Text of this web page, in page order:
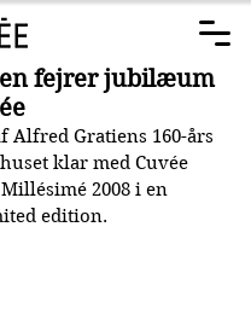
fejrer jubilæum
Alfred Gratiens 160-års
klar med Cuvée
2008 i en
edition.